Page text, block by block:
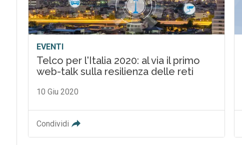
EVENTI
Telco per l'Italia 2020: al via il primo
web-talk sulla resilienza delle reti
10 Giu 2020
Condividi